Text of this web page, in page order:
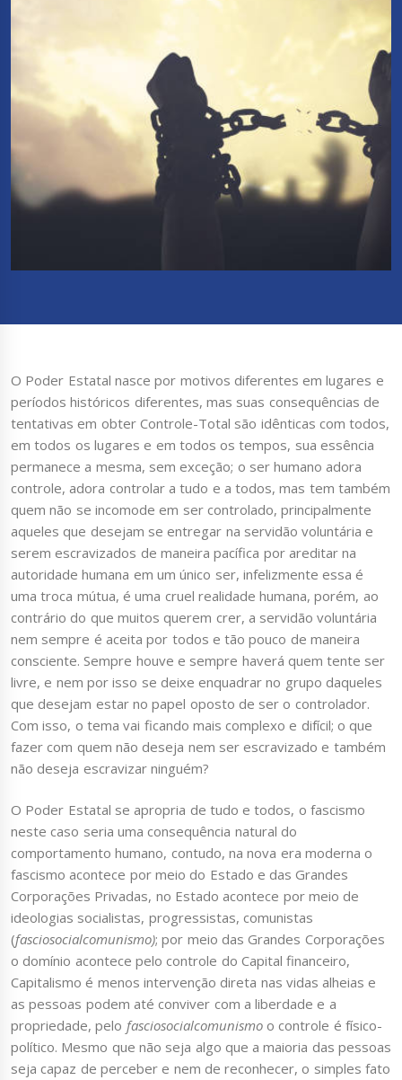
O Poder Estatal nasce por motivos diferentes em lugares e
períodos históricos diferentes, mas suas consequências de
tentativas em obter Controle-Total são idênticas com todos,
em todos os lugares e em todos os tempos, sua essência
permanece a mesma, sem exceção; o ser humano adora
controle, adora controlar a tudo e a todos, mas tem também
quem não se incomode em ser controlado, principalmente
aqueles que desejam se entregar na servidão voluntária e
serem escravizados de maneira pacífica por areditar na
autoridade humana em um único ser, infelizmente essa é
uma troca mútua, é uma cruel realidade humana, porém, ao
contrário do que muitos querem crer, a servidão voluntária
nem sempre é aceita por todos e tão pouco de maneira
consciente. Sempre houve e sempre haverá quem tente ser
livre, e nem por isso se deixe enquadrar no grupo daqueles
que desejam estar no papel oposto de ser o controlador.
Com isso, o tema vai ficando mais complexo e difícil; o que
fazer com quem não deseja nem ser escravizado e também
não deseja escravizar ninguém?
O Poder Estatal se apropria de tudo e todos, o fascismo
neste caso seria uma consequência natural do
comportamento humano, contudo, na nova era moderna o
fascismo acontece por meio do Estado e das Grandes
Corporações Privadas, no Estado acontece por meio de
ideologias socialistas, progressistas, comunistas
(fasciosocialcomunismo); por meio das Grandes Corporações
o domínio acontece pelo controle do Capital financeiro,
Capitalismo é menos intervenção direta nas vidas alheias e
as pessoas podem até conviver com a liberdade e a
propriedade, pelo fasciosocialcomunismoo controle é físico-
político. Mesmo que não seja algo que a maioria das pessoas
seja capaz de perceber e nem de reconhecer, o simples fato